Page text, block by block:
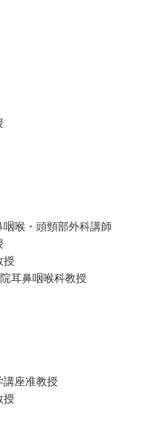
喉・頭頸部外科講師
授
耳鼻咽喉科教授
座准教授
授